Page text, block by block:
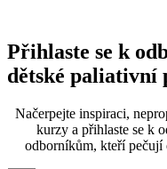
Přihlaste se k
dětské paliativní
Načerpejte inspiraci,
kurzy a přihlaste se k
odborníkům, kteří pečují